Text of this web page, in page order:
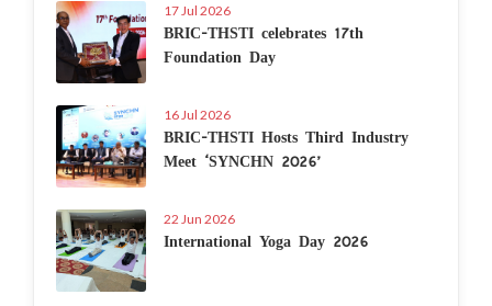
17 Jul 2026
BRIC-THSTI celebrates 17th
Foundation Day
16 Jul 2026
BRIC-THSTI Hosts Third Industry
Meet ‘SYNCHN 2026’
22 Jun 2026
International Yoga Day 2026